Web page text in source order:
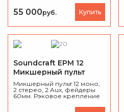
Lexicon, dbx, DigiTech.
Управление через Wi-Fi
или Ethernet с планшета,
ноутбука или смартфона
до 10 устройств
одновременно. Запись на
USB. Корпус для
переноски, вес 2,3 кг.
55 000руб. Купить
Soundcraft EPM 12
Микшерный пульт
Микшерный пульт 12 моно,
2 стерео, 2 Aux, фейдеры
60мм. Рэковое крепление